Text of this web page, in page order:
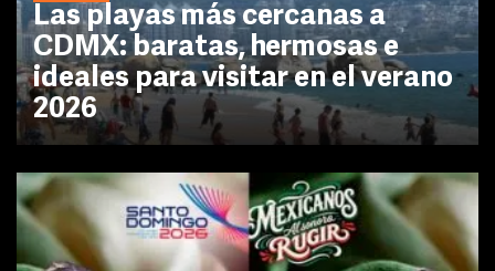
Las playas más cercanas a
CDMX: baratas, hermosas e
ideales para visitar en el verano
2026